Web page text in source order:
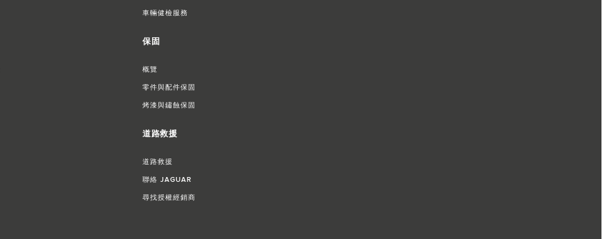
車輛健檢服務
保固
概覽
零件與配件保固
烤漆與鏽蝕保固
道路救援
道路救援
聯絡 JAGUAR
尋找授權經銷商